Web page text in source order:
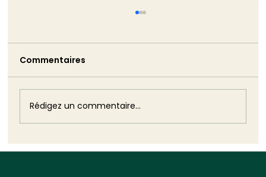
Deuxième méga-décret de
Commentaires
Rédigez un commentaire...